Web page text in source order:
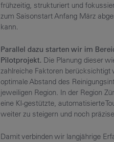
frühzeitig, strukturiert und
zum Saisonstart Anfang März
kann.
Parallel dazu starten wir im
Pilotprojekt. Die Planung dieser
zahlreiche Faktoren
optimale Abstand des
jeweiligen Region. In der Region
eine KI-gestützte, automatisierte
weiter zu steigern und noch
Damit verbinden wir langjährige